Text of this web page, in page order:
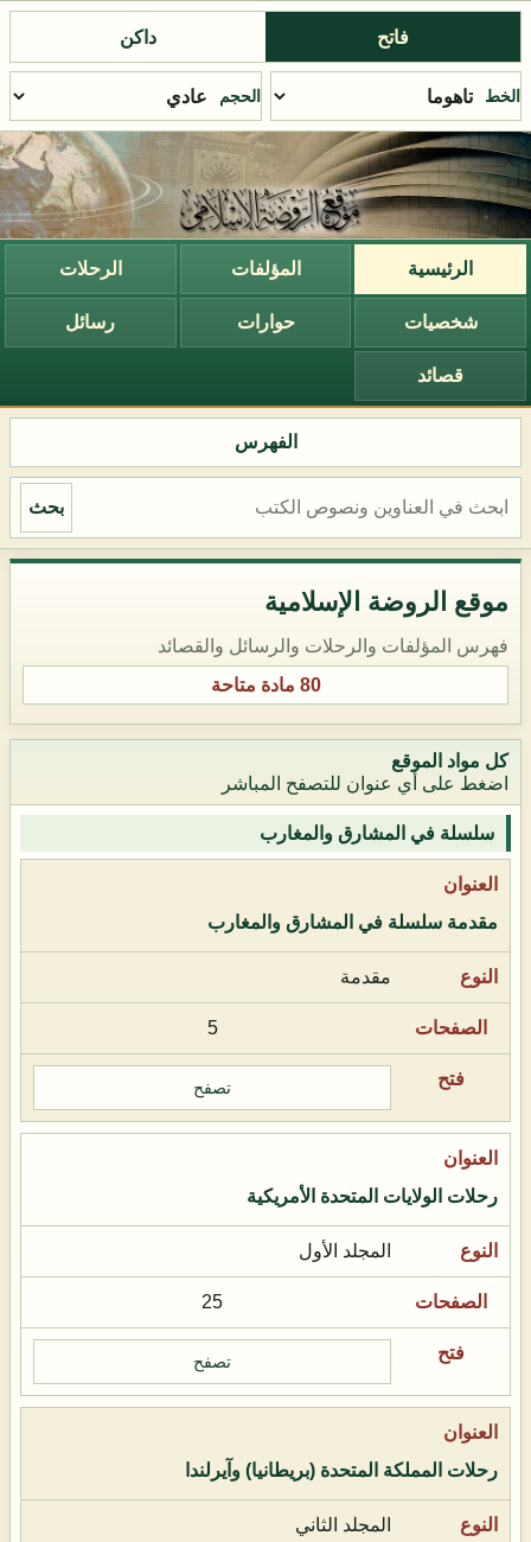
فاتح داكن
الخط الحجم
الرئيسية المؤلفات الرحلات
شخصيات حوارات رسائل
قصائد
الفهرس
بحث
موقع الروضة الإسلامية
فهرس المؤلفات والرحلات والرسائل والقصائد
80 مادة متاحة
كل مواد الموقع
اضغط على أي عنوان للتصفح المباشر
سلسلة في المشارق والمغارب
مقدمة سلسلة في المشارق والمغارب
مقدمة
5
تصفح
رحلات الولايات المتحدة الأمريكية
المجلد الأول
25
تصفح
رحلات المملكة المتحدة (بريطانيا) وآيرلندا
المجلد الثاني